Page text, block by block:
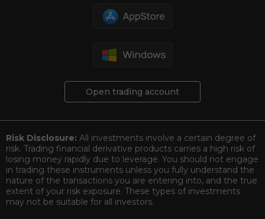
Open trading account
Risk Disclosure: All investments involve a certain degree of
risk. Trading financial derivative products carries a high risk of
losing money rapidly due to leverage. You should not engage
in trading these instruments unless you fully understand the
nature of the transactions you are entering into, and the true
extent of your risk exposure. These types of investments
may not be suitable for all investors.